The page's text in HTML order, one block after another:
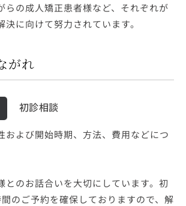
らの成人矯正患者様など、それぞれが
決に向けて努力されています。
がれ
初診相談
および開始時期、方法、費用などにつ
のお話合いを大切にしています。初
のご予約を確保しておりますので、解